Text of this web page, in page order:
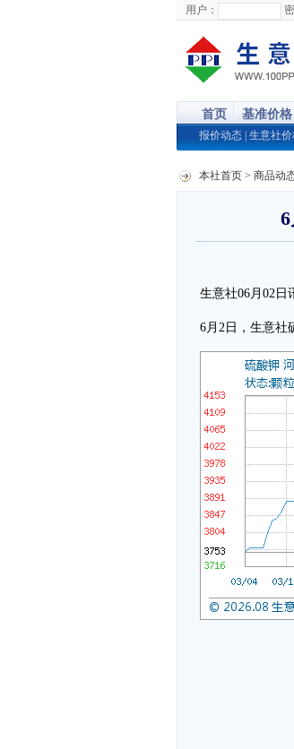
用户：
首页 基准价格
报价动态 生意社
本社首页 > 商品动
生意社06月02日
6月2日，生意社